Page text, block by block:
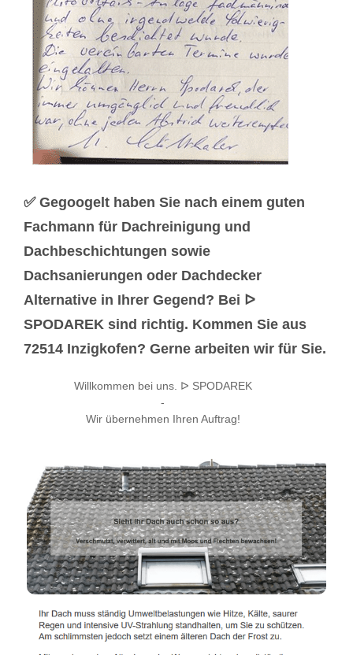
✅ Gegoogelt haben Sie nach einem guten
Fachmann für Dachreinigung und
Dachbeschichtungen sowie
Dachsanierungen oder Dachdecker
Alternative in Ihrer Gegend? Bei ᐅ
SPODAREK sind richtig. Kommen Sie aus
72514 Inzigkofen? Gerne arbeiten wir für Sie.
Willkommen bei uns. ᐅ SPODAREK
-
Wir übernehmen Ihren Auftrag!